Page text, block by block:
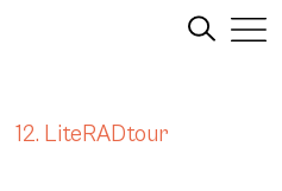
12. LiteRADtour